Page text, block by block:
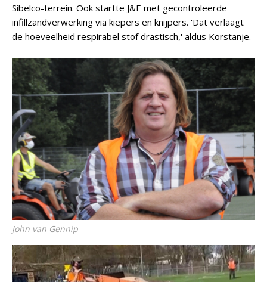
Sibelco-terrein. Ook startte J&E met gecontroleerde
infillzandverwerking via kiepers en knijpers. 'Dat verlaagt
de hoeveelheid respirabel stof drastisch,' aldus Korstanje.
John van Gennip